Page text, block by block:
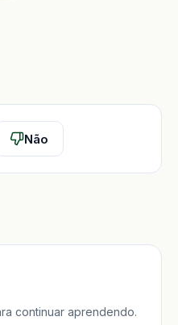
Não
continuar aprendendo.